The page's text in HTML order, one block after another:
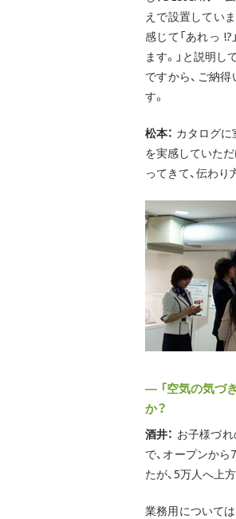
えで設置してい
感じて「あれっ
ます。」と説明
ですから、ご納
す。
松本： カタログに
を実感していた
ってきて、伝わり
― 「空気の気づ
か？
酒井： お子様づ
で、オープンか
たが、5万人へ上
業務用について